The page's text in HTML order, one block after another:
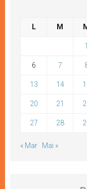
L M
1
6 7
13 14
20 21
27 28
« Mar Mai »